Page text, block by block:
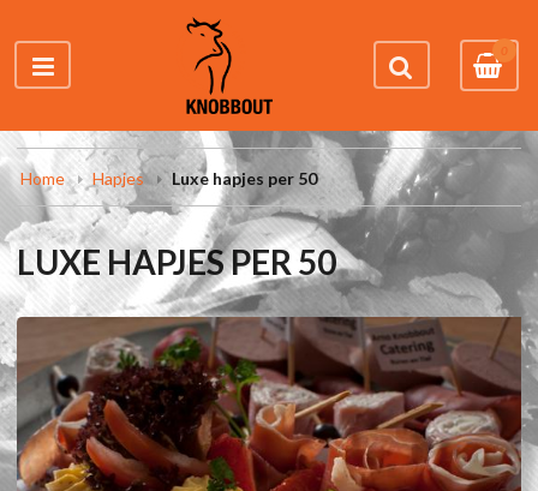
0
Home Hapjes Luxe hapjes per 50
LUXE HAPJES PER 50